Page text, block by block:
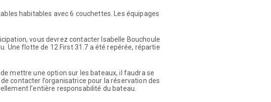
habitables avec 6 couchettes. Les équipages
vous devrez contacter Isabelle Bouchoule
Une flotte de 12 First 31.7 a été repérée, répartie
mettre une option sur les bateaux, il faudra se
contacter l’organisatrice pour la réservation des
l’entière responsabilité du bateau.